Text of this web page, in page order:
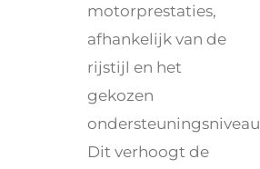
motorprestaties,
afhankelijk van de
rijstijl en het
gekozen
Dit verhoogt de